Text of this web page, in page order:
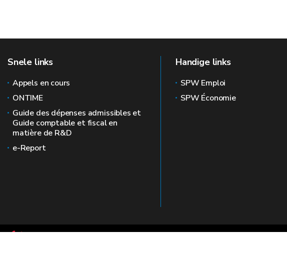
Snele links
Appels en cours
ONTIME
Guide des dépenses admissibles et
Guide comptable et fiscal en
matière de R&D
e-Report
Handige links
SPW Emploi
SPW Économie